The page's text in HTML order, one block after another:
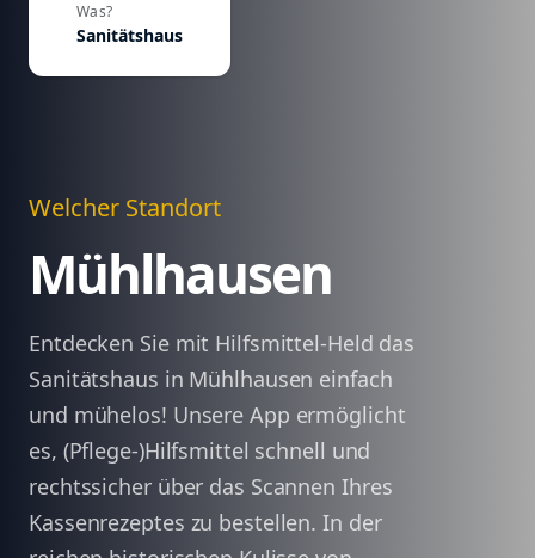
Was?
Sanitätshaus
Welcher Standort
Mühlhausen
Entdecken Sie mit Hilfsmittel-Held das
Sanitätshaus in Mühlhausen einfach
und mühelos! Unsere App ermöglicht
es, (Pflege-)Hilfsmittel schnell und
rechtssicher über das Scannen Ihres
Kassenrezeptes zu bestellen. In der